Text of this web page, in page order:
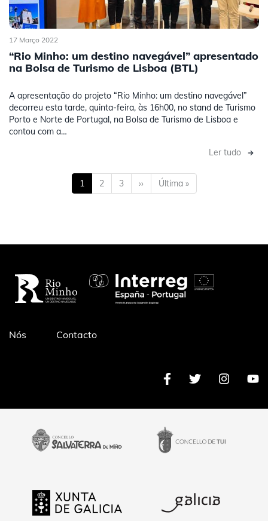
17 Março 2022
“Rio Minho: um destino navegável” apresentado
na Bolsa de Turismo de Lisboa (BTL)
A apresentação do projeto “Rio Minho: um destino navegável”
decorreu esta tarde, quinta-feira, às 16h00, no stand de Turismo
Porto e Norte de Portugal, na Bolsa de Turismo de Lisboa e
contou com a…
Ler tudo
Página
atual
1 Página
2 Página
3
Próxima
página
››
Última
página
Última »
Pé
Nós Contacto